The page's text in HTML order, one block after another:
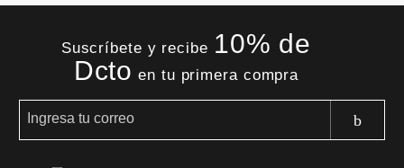
Suscríbete y recibe 10% de
Dcto en tu primera compra